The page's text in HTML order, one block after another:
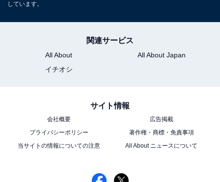
しています。
関連サービス
All About
All About Japan
イチオシ
サイト情報
会社概要
広告掲載
プライバシーポリシー
著作権・商標・免責事項
当サイトの情報についての注意
All About ニュースについて